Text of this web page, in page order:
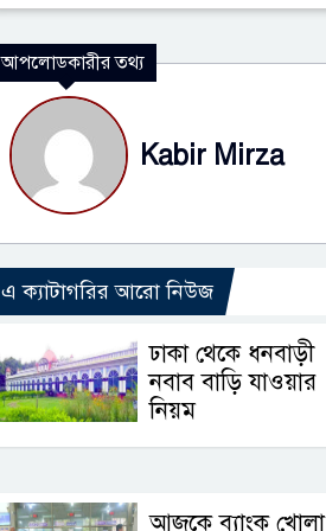
আপলোডকারীর তথ্য
Kabir Mirza
এ ক্যাটাগরির আরো নিউজ
ঢাকা থেকে ধনবাড়ী
নবাব বাড়ি যাওয়ার
নিয়ম
আজকে ব্যাংক খোলা